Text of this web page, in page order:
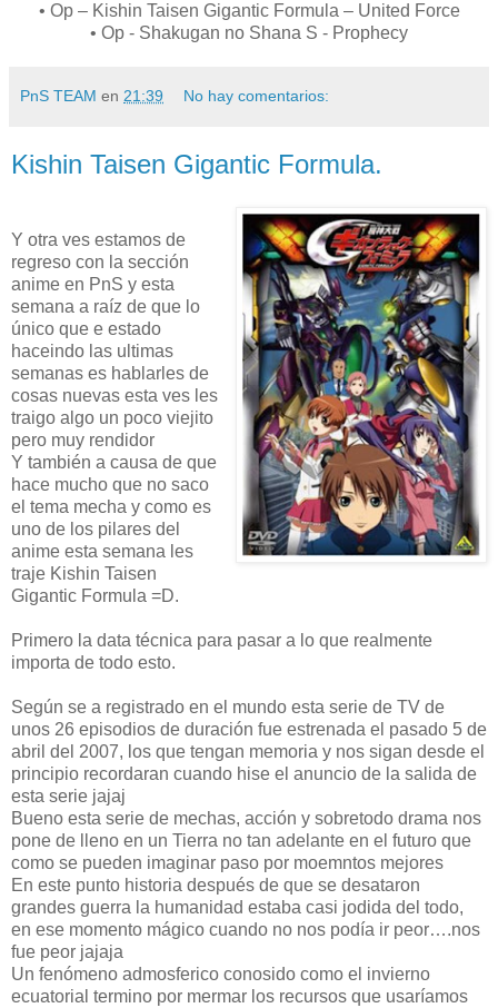
• Op – Kishin Taisen Gigantic Formula – United Force
• Op - Shakugan no Shana S - Prophecy
PnS TEAM en 21:39 No hay comentarios:
Kishin Taisen Gigantic Formula.
Y otra ves estamos de
regreso con la sección
anime en PnS y esta
semana a raíz de que lo
único que e estado
haceindo las ultimas
semanas es hablarles de
cosas nuevas esta ves les
traigo algo un poco viejito
pero muy rendidor
Y también a causa de que
hace mucho que no saco
el tema mecha y como es
uno de los pilares del
anime esta semana les
traje Kishin Taisen
Gigantic Formula =D.
Primero la data técnica para pasar a lo que realmente
importa de todo esto.
Según se a registrado en el mundo esta serie de TV de
unos 26 episodios de duración fue estrenada el pasado 5 de
abril del 2007, los que tengan memoria y nos sigan desde el
principio recordaran cuando hise el anuncio de la salida de
esta serie jajaj
Bueno esta serie de mechas, acción y sobretodo drama nos
pone de lleno en un Tierra no tan adelante en el futuro que
como se pueden imaginar paso por moemntos mejores
En este punto historia después de que se desataron
grandes guerra la humanidad estaba casi jodida del todo,
en ese momento mágico cuando no nos podía ir peor….nos
fue peor jajaja
Un fenómeno admosferico conosido como el invierno
ecuatorial termino por mermar los recursos que usaríamos